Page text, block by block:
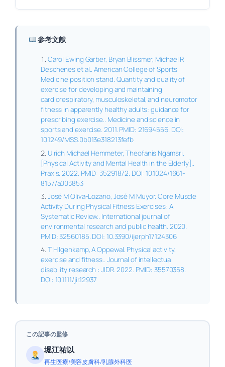
参考文献
Carol Ewing Garber, Bryan Blissmer, Michael R
Deschenes et al.. American College of Sports
Medicine position stand. Quantity and quality of
exercise for developing and maintaining
cardiorespiratory, musculoskeletal, and neuromotor
fitness in apparently healthy adults: guidance for
prescribing exercise.. Medicine and science in
sports and exercise. 2011. PMID: 21694556. DOI:
10.1249/MSS.0b013e318213fefb
Ulrich Michael Hemmeter, Theofanis Ngamsri.
[Physical Activity and Mental Health in the Elderly]..
Praxis. 2022. PMID: 35291872. DOI: 10.1024/1661-
8157/a003853
José M Oliva-Lozano, José M Muyor. Core Muscle
Activity During Physical Fitness Exercises: A
Systematic Review.. International journal of
environmental research and public health. 2020.
PMID: 32560185. DOI: 10.3390/ijerph17124306
T Hilgenkamp, A Oppewal. Physical activity,
exercise and fitness.. Journal of intellectual
disability research : JIDR. 2022. PMID: 35570358.
DOI: 10.1111/jir.12937
この記事の監修
堀江祐以
再生医療/美容皮膚科/乳腺外科医